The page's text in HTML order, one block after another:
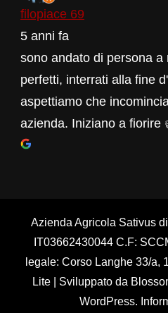
filopiace 69
5 anni fa
sono andato di persona a
perfetti, interrati alla fine
aspettiamo che
azienda. Iniziano a fiorire
Azienda Agricola Sativus
IT03662430044 C.F:
legale: Corso Langhe 33/a,
Lite | Sviluppato da
WordPress.